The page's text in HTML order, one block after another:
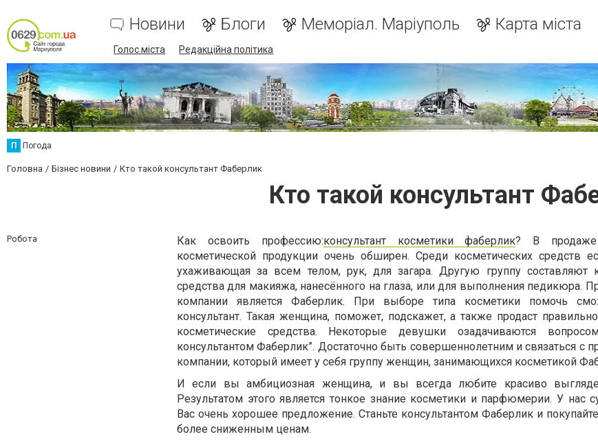
Новини Блоги Меморіал. Маріуполь Карта міста
Голос міста Редакційна політика
П Погода
Головна Бізнес новини Кто такой консультант Фаберлик
Кто такой консультант
Робота Как освоить профессию:консультант косметики фаберлик? В продаже
косметической продукции очень обширен. Среди косметических средств
ухаживающая за всем телом, рук, для загара. Другую группу составляют
средства для макияжа, нанесённого на глаза, или для выполнения педикюра.
компании является Фаберлик. При выборе типа косметики помочь
консультант. Такая женщина, поможет, подскажет, а также продаст
косметические средства. Некоторые девушки озадачиваются
консультантом Фаберлик”. Достаточно быть совершеннолетним и связаться с
компании, который имеет у себя группу женщин, занимающихся косметикой
И если вы амбициозная женщина, и вы всегда любите красиво
Результатом этого является тонкое знание косметики и парфюмерии. У нас
Вас очень хорошее предложение. Станьте консультантом Фаберлик и
более сниженным ценам.